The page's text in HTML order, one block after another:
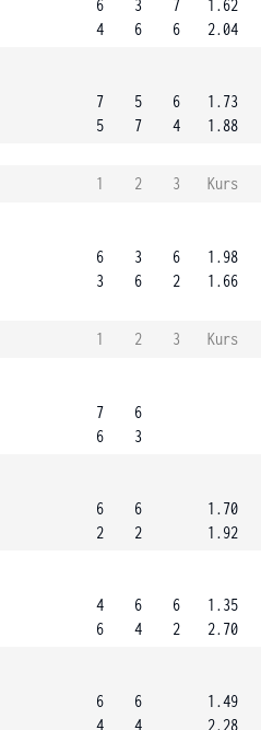
6
4
3
6
7
6
1.62
2.04
7
5
5
7
6
4
1.73
1.88
1 2 3
Kurs
6
3
3
6
6
2
1.98
1.66
1 2 3
Kurs
7
6
6
3
6
2
6
2
1.70
1.92
4
6
6
4
6
2
1.35
2.70
6
4
6
4
1.49
2.28